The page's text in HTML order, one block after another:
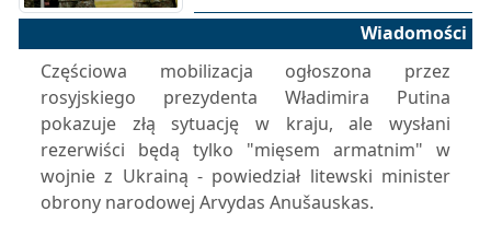
Wiadomości
Częściowa mobilizacja ogłoszona przez
rosyjskiego prezydenta Władimira Putina
pokazuje złą sytuację w kraju, ale wysłani
rezerwiści będą tylko "mięsem armatnim" w
wojnie z Ukrainą - powiedział litewski minister
obrony narodowej Arvydas Anušauskas.